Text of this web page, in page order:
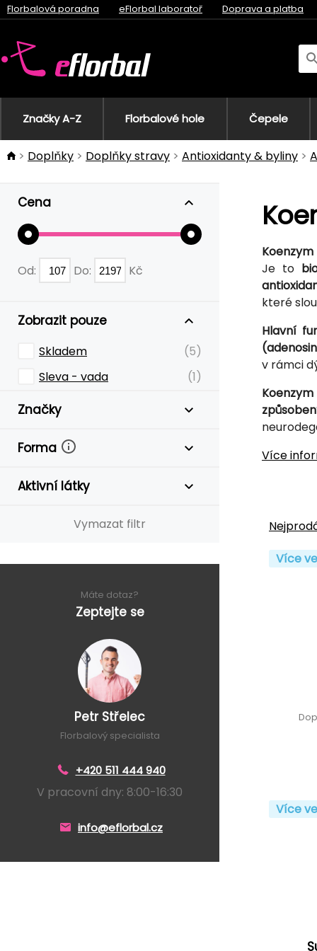
Florbalová poradna eFlorbal laboratoř Doprava a platba
Značky A-Z Florbalové hole Čepele
Doplňky Doplňky stravy Antioxidanty & byliny
Cena
Od: Do: Kč
Zobrazit pouze
Skladem
(5)
Sleva - vada
(1)
Značky
Forma
Aktivní látky
Vymazat filtr
Máte dotaz?
Zeptejte se
Petr Střelec
Florbalový specialista
+420 511 444 940
V pracovní dny: 8:00-16:30
info@eflorbal.cz
Koenzym
Je to
které
Hlavní
v rámci
Více
Více
Více